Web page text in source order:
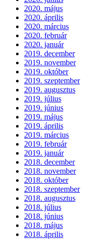
2020. május
2020. április
2020. március
2020. február
2020. január
2019. december
2019. november
2019. október
2019. szeptember
2019. augusztus
2019. július
2019. június
2019. május
2019. április
2019. március
2019. február
2019. január
2018. december
2018. november
2018. október
2018. szeptember
2018. augusztus
2018. július
2018. június
2018. május
2018. április